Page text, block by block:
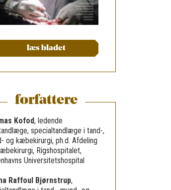
læs bladet
forfattere
Kofod, ledende
specialtandlæge i tand-,
og kæbekirurgi, ph.d. Afdeling
Rigshospitalet,
Universitetshospital
Raffoul Bjørnstrup,